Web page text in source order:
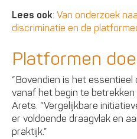
Lees ook:Van onderzoek
discriminatie en de
Platformen
“Bovendien is het
vanaf het begin te betrekken
Arets. “Vergelijkbare
er voldoende draagvlak en
praktijk.”